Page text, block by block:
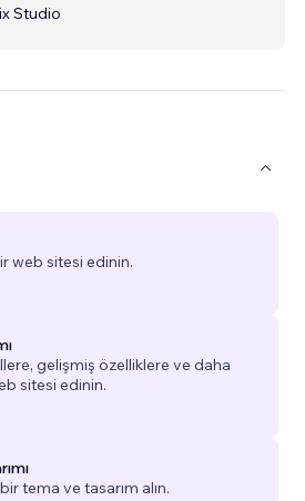
Studio
web sitesi edinin.
gelişmiş özelliklere ve daha
sitesi edinin.
tema ve tasarım alın.